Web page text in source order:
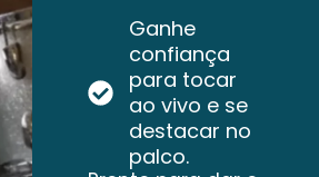
Ganhe
confiança
para tocar
ao vivo e se
destacar no
palco.